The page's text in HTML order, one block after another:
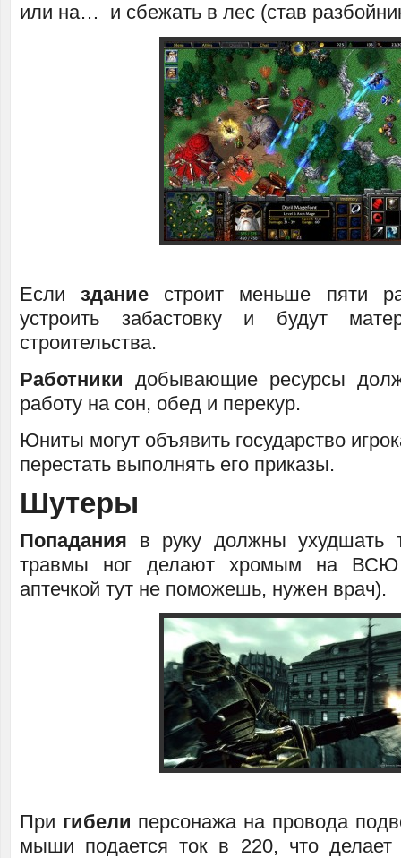
или на… и сбежать в лес (став
Еслиздание строит меньше пяти
устроить забастовку и будут
строительства.
Работники добывающие ресурсы
работу на сон, обед и перекур.
Юниты могут объявить государство
перестать выполнять его приказы.
Шутеры
Попадания в руку должны ухудшать
травмы ног делают хромым на ВСЮ
аптечкой тут не поможешь, нужен врач).
При гибели персонажа на провода
мыши подается ток в 220, что делает